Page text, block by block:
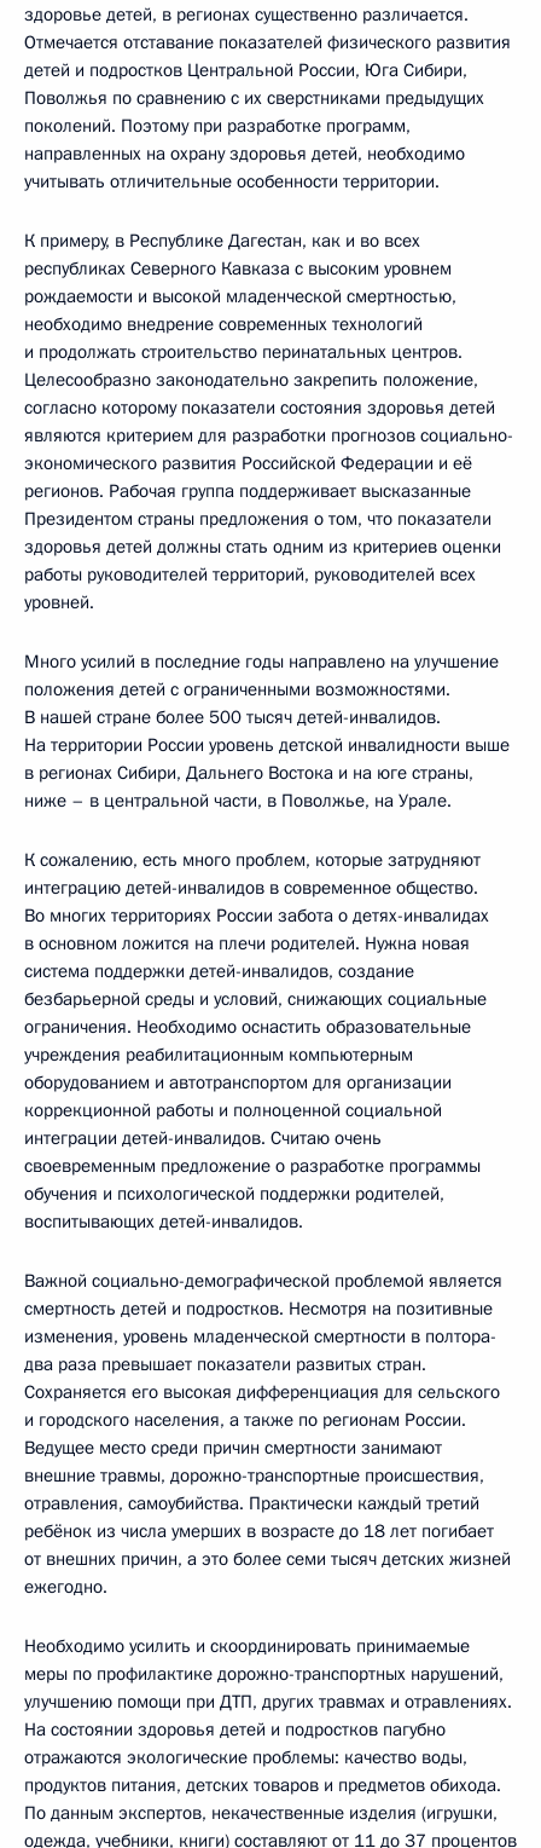
здоровье детей, в регионах существенно различается.
Отмечается отставание показателей физического развития
детей и подростков Центральной России, Юга Сибири,
Поволжья по сравнению с их сверстниками предыдущих
поколений. Поэтому при разработке программ,
направленных на охрану здоровья детей, необходимо
учитывать отличительные особенности территории.
К примеру, в Республике Дагестан, как и во всех
республиках Северного Кавказа с высоким уровнем
рождаемости и высокой младенческой смертностью,
необходимо внедрение современных технологий
и продолжать строительство перинатальных центров.
Целесообразно законодательно закрепить положение,
согласно которому показатели состояния здоровья детей
являются критерием для разработки прогнозов социально-
экономического развития Российской Федерации и её
регионов. Рабочая группа поддерживает высказанные
Президентом страны предложения о том, что показатели
здоровья детей должны стать одним из критериев оценки
работы руководителей территорий, руководителей всех
уровней.
Много усилий в последние годы направлено на улучшение
положения детей с ограниченными возможностями.
В нашей стране более 500 тысяч детей-инвалидов.
На территории России уровень детской инвалидности выше
в регионах Сибири, Дальнего Востока и на юге страны,
ниже – в центральной части, в Поволжье, на Урале.
К сожалению, есть много проблем, которые затрудняют
интеграцию детей-инвалидов в современное общество.
Во многих территориях России забота о детях-инвалидах
в основном ложится на плечи родителей. Нужна новая
система поддержки детей-инвалидов, создание
безбарьерной среды и условий, снижающих социальные
ограничения. Необходимо оснастить образовательные
учреждения реабилитационным компьютерным
оборудованием и автотранспортом для организации
коррекционной работы и полноценной социальной
интеграции детей-инвалидов. Считаю очень
своевременным предложение о разработке программы
обучения и психологической поддержки родителей,
воспитывающих детей-инвалидов.
Важной социально-демографической проблемой является
смертность детей и подростков. Несмотря на позитивные
изменения, уровень младенческой смертности в полтора-
два раза превышает показатели развитых стран.
Сохраняется его высокая дифференциация для сельского
и городского населения, а также по регионам России.
Ведущее место среди причин смертности занимают
внешние травмы, дорожно-транспортные происшествия,
отравления, самоубийства. Практически каждый третий
ребёнок из числа умерших в возрасте до 18 лет погибает
от внешних причин, а это более семи тысяч детских жизней
ежегодно.
Необходимо усилить и скоординировать принимаемые
меры по профилактике дорожно-транспортных нарушений,
улучшению помощи при ДТП, других травмах и отравлениях.
На состоянии здоровья детей и подростков пагубно
отражаются экологические проблемы: качество воды,
продуктов питания, детских товаров и предметов обихода.
По данным экспертов, некачественные изделия (игрушки,
одежда, учебники, книги) составляют от 11 до 37 процентов